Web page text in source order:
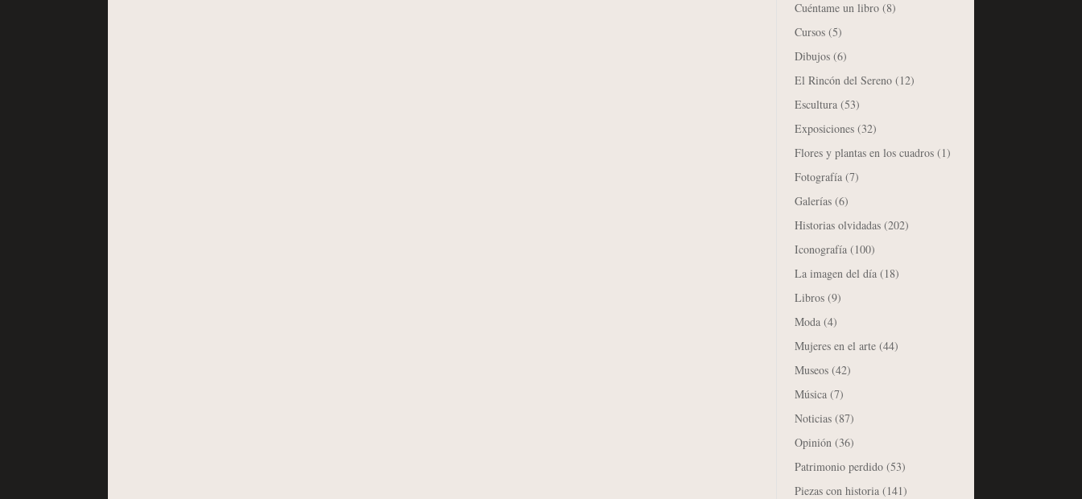
Cuéntame un libro (8)
Cursos (5)
Dibujos (6)
El Rincón del Sereno (12)
Escultura (53)
Exposiciones (32)
Flores y plantas en los cuadros (1)
Fotografía (7)
Galerías (6)
Historias olvidadas (202)
Iconografía (100)
La imagen del día (18)
Libros (9)
Moda (4)
Mujeres en el arte (44)
Museos (42)
Música (7)
Noticias (87)
Opinión (36)
Patrimonio perdido (53)
Piezas con historia (141)